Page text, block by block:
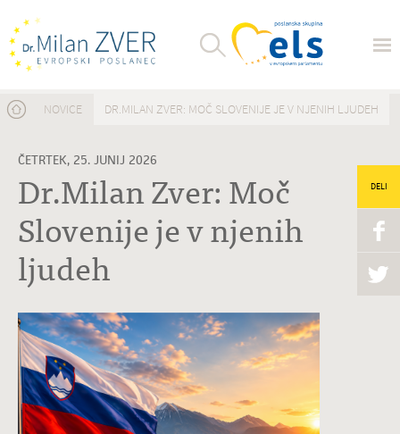
Nahajate se tukaj
NOVICE DR.MILAN ZVER: MOČ SLOVENIJE JE V NJENIH LJUDEH
ČETRTEK, 25. JUNIJ 2026
Dr.Milan Zver: Moč
Slovenije je v njenih
ljudeh
DELI